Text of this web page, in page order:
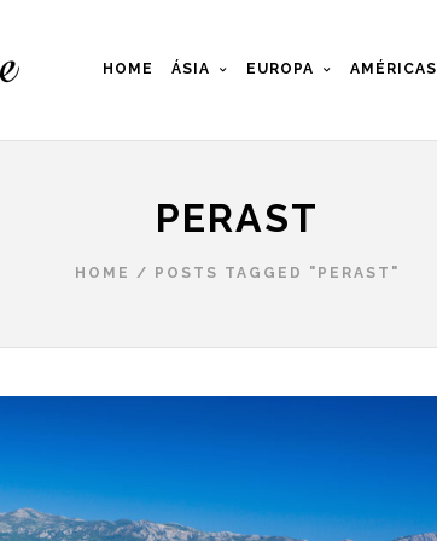
HOME ÁSIA EUROPA AMÉRICAS
PERAST
HOME / POSTS TAGGED "PERAST"